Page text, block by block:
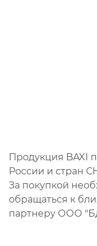
Продукция BAXI
России и стран
За покупкой
обращаться к
партнеру ООО